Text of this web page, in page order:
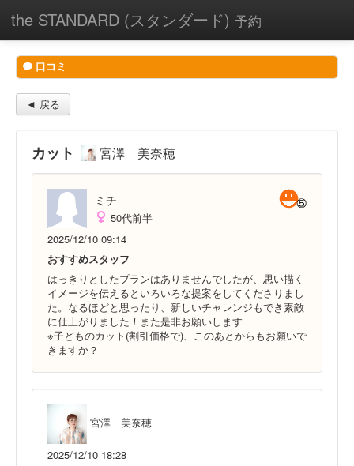
the STANDARD (スタンダード) 予約
口コミ
◄ 戻る
カット 宮澤 美奈穂
ミチ
50代前半
2025/12/10 09:14
おすすめスタッフ
はっきりとしたプランはありませんでしたが、思い描く
イメージを伝えるといろいろな提案をしてくださりまし
た。なるほどと思ったり、新しいチャレンジもでき素敵
に仕上がりました！また是非お願いします
※子どものカット(割引価格で)、このあとからもお願いで
きますか？
宮澤 美奈穂
2025/12/10 18:28